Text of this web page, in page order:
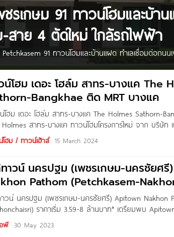
ชรเกษม 91 ทาวน์โฮมและบ้า
สาย 4 ตัดใหม่ ใกล้รถไฟฟ้า
91 ทาวน์โฮมและบ้านแฝด ทำเลเชื่อมต่อถนน
บางแค เริ่ม 2.39 ล้าน* Written by : Pure Thaitapa สวั
น์โฮม เดอะ โฮล์ม สาทร-บางแค The
Bangkhae ติด MRT บางแค
โฮม เดอะ โฮล์ม สาทร-บางแค The Holmes Sathorn-
Holmes สาทร-บางแค ทาวน์โฮมโครงการใหม่ จาก บริ
งการอยู่ซอยวัดนิมานรดี แขวงบางแคเหนือ เขตบางแค กทม.
ยหลักได้หลายสาย ใกล้ MRT สถานีบางแค อีกทั้งบริเวณรอ
โฮม / ทาวน์เฮ้าส์ 15 March 2024
าวน์ นครปฐม (เพชรเกษม-นครชัยศ
Pathom (Petchkasem-
3.59-8 ล้านบาท*
วน์ นครปฐม (เพชรเกษม-นครชัยศรี) Apitown Nakhon
ราคาเริ่ม 3.59-8 ล้านบาท* เตรียมพบ
ยศรี) บ้านหรูโครงการใหม่จาก AP Thailand บนทำเลศักย
เกษม ใกล้ถนนนครชัยศรี เดินทางสะดวก 3 เส้นทาง ถ.เพช
พี 30 May 2023